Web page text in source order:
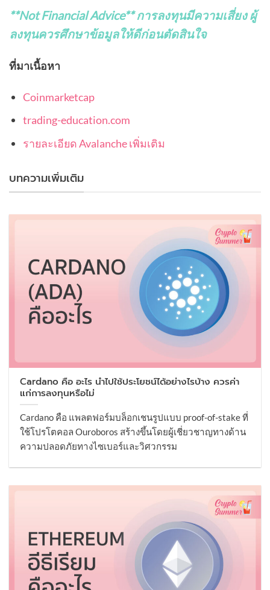
**Not Financial Advice**การลงทุนมีความเสี่ยง ผู้
ลงทุนควรศึกษาข้อมูลให้ดีก่อนตัดสินใจ
ที่มาเนื้อหา
Coinmarketcap
trading-education.com
รายละเอียด Avalanche เพิ่มเติม
บทความเพิ่มเติม
Cardano คือ อะไร นำไปใช้ประโยชน์ได้อย่างไรบ้าง ควรค่า
แก่การลงทุนหรือไม่
Cardano คือ แพลตฟอร์มบล็อกเชนรูปแบบ proof-of-stake ที่
ใช้โปรโตคอล Ouroboros สร้างขึ้นโดยผู้เชี่ยวชาญทางด้าน
ความปลอดภัยทางไซเบอร์และวิศวกรรม